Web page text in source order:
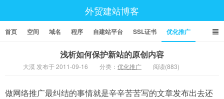
外贸建站博客
首页 空间 域名 程序 自建站平台 SSL证书 优化推广
浅析如何保护新站的原创内容
大漠 发布于 2011-09-16 分类： 优化推广 阅读(883)
做网络推广最纠结的事情就是辛辛苦苦写的文章发布出去还